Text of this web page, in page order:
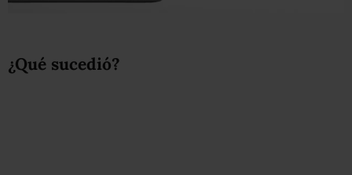
¿Qué sucedió?